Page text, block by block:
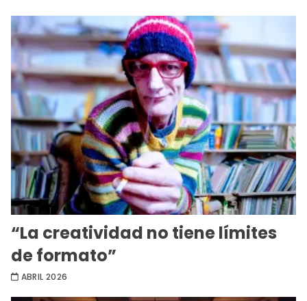
“La creatividad no tiene límites
de formato”
ABRIL 2026